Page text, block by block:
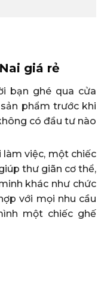
giá rẻ
bạn ghé qua cửa
phẩm trước khi
có đầu tư nào
việc, một chiếc
thư giãn cơ thể,
khác như chức
với mọi nhu cầu
một chiếc ghế